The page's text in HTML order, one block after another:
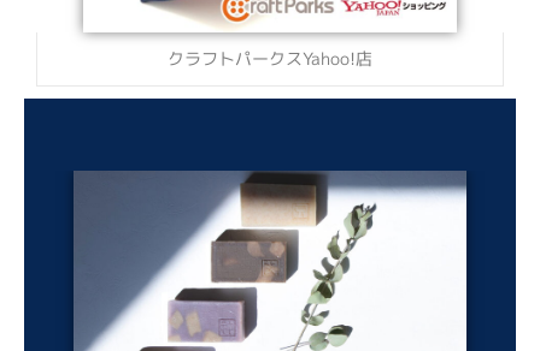
クラフトパークスYahoo!店